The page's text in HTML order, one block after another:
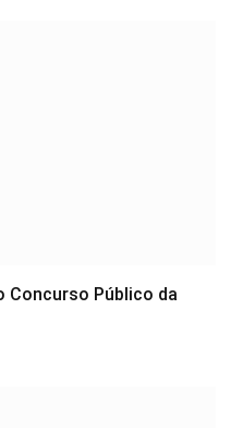
Concurso Público da